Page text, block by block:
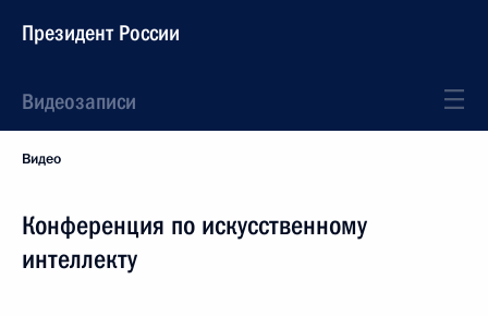
Президент России
Видеозаписи
Видео
Конференция по искусственному
интеллекту